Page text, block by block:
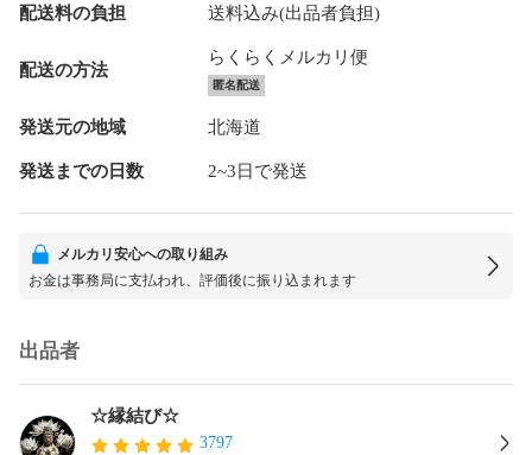
配送料の負担 送料込み(出品者負担)
配送の方法
らくらくメルカリ便
匿名配送
発送元の地域 北海道
発送までの日数 2~3日で発送
メルカリ安心への取り組み
お金は事務局に支払われ、評価後に振り込まれます
出品者
☆縁結び☆
3797